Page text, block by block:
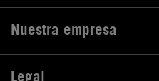
Nuestra empresa